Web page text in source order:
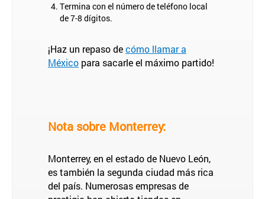
Termina con el número de teléfono local
de 7-8 dígitos.
¡Haz un repaso decómo llamar a
México para sacarle el máximo partido!
Nota sobre Monterrey:
Monterrey, en el estado de Nuevo León,
es también la segunda ciudad más rica
del país. Numerosas empresas de